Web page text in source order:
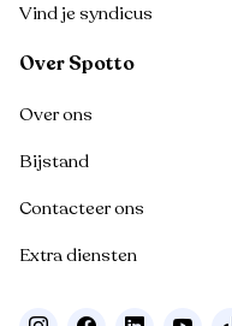
Vind je syndicus
Over Spotto
Over ons
Bijstand
Contacteer ons
Extra diensten